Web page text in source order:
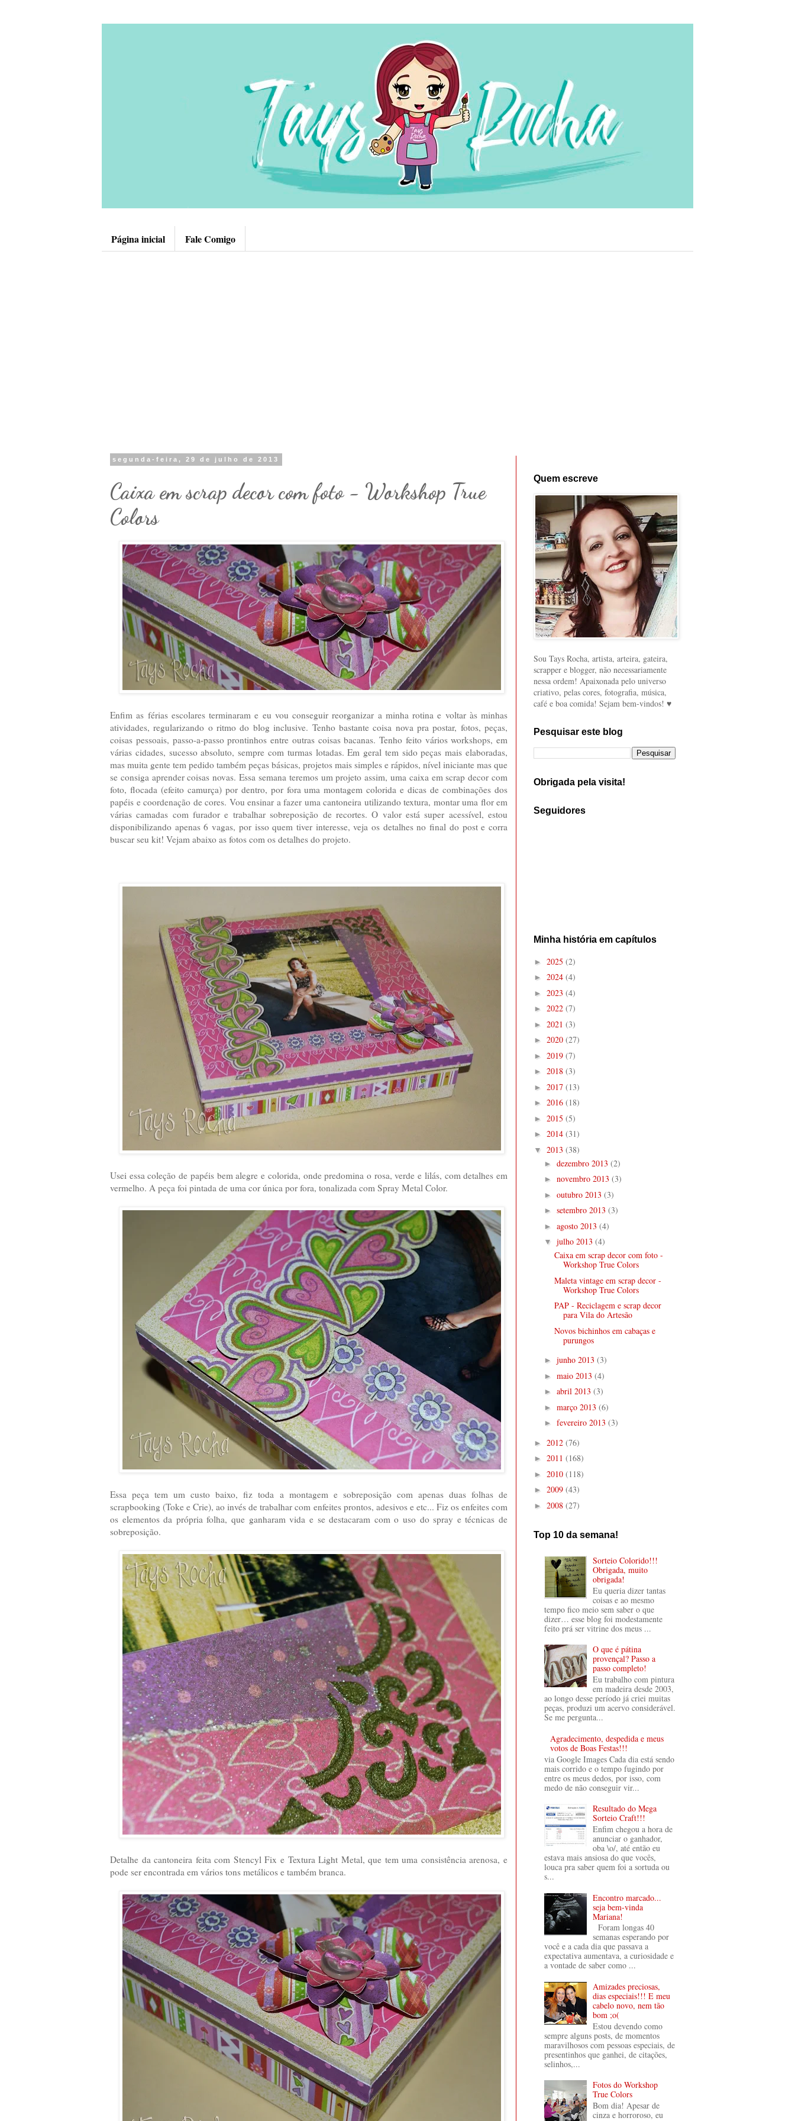
Página inicial Fale Comigo
segunda-feira, 29 de julho de 2013
Caixa em scrap decor com foto - Workshop True
Colors
Enfim as férias escolares terminaram e eu vou conseguir reorganizar a minha rotina e voltar às minhas
atividades, regularizando o ritmo do blog inclusive. Tenho bastante coisa nova pra postar, fotos, peças,
coisas pessoais, passo-a-passo prontinhos entre outras coisas bacanas. Tenho feito vários workshops, em
várias cidades, sucesso absoluto, sempre com turmas lotadas. Em geral tem sido peças mais elaboradas,
mas muita gente tem pedido também peças básicas, projetos mais simples e rápidos, nível iniciante mas que
se consiga aprender coisas novas. Essa semana teremos um projeto assim, uma caixa em scrap decor com
foto, flocada (efeito camurça) por dentro, por fora uma montagem colorida e dicas de combinações dos
papéis e coordenação de cores. Vou ensinar a fazer uma cantoneira utilizando textura, montar uma flor em
várias camadas com furador e trabalhar sobreposição de recortes. O valor está super acessível, estou
disponibilizando apenas 6 vagas, por isso quem tiver interesse, veja os detalhes no final do post e corra
buscar seu kit! Vejam abaixo as fotos com os detalhes do projeto.
Usei essa coleção de papéis bem alegre e colorida, onde predomina o rosa, verde e lilás, com detalhes em
vermelho. A peça foi pintada de uma cor única por fora, tonalizada com Spray Metal Color.
Essa peça tem um custo baixo, fiz toda a montagem e sobreposição com apenas duas folhas de
scrapbooking (Toke e Crie), ao invés de trabalhar com enfeites prontos, adesivos e etc... Fiz os enfeites com
os elementos da própria folha, que ganharam vida e se destacaram com o uso do spray e técnicas de
sobreposição.
Detalhe da cantoneira feita com Stencyl Fix e Textura Light Metal, que tem uma consistência arenosa, e
pode ser encontrada em vários tons metálicos e também branca.
Quem escreve
Sou Tays Rocha, artista, arteira, gateira,
scrapper e blogger, não necessariamente
nessa ordem! Apaixonada pelo universo
criativo, pelas cores, fotografia, música,
café e boa comida! Sejam bem-vindos! ♥
Pesquisar este blog
Obrigada pela visita!
Seguidores
Minha história em capítulos
► 2025 (2)
► 2024 (4)
► 2023 (4)
► 2022 (7)
► 2021 (3)
► 2020 (27)
► 2019 (7)
► 2018 (3)
► 2017 (13)
► 2016 (18)
► 2015 (5)
► 2014 (31)
▼ 2013 (38)
► dezembro 2013 (2)
► novembro 2013 (3)
► outubro 2013 (3)
► setembro 2013 (3)
► agosto 2013 (4)
▼ julho 2013 (4)
Caixa em scrap decor com foto -
Workshop True Colors
Maleta vintage em scrap decor -
Workshop True Colors
PAP - Reciclagem e scrap decor
para Vila do Artesão
Novos bichinhos em cabaças e
purungos
► junho 2013 (3)
► maio 2013 (4)
► abril 2013 (3)
► março 2013 (6)
► fevereiro 2013 (3)
► 2012 (76)
► 2011 (168)
► 2010 (118)
► 2009 (43)
► 2008 (27)
Top 10 da semana!
Sorteio Colorido!!!
Obrigada, muito
obrigada!
Eu queria dizer tantas
coisas e ao mesmo
tempo fico meio sem saber o que
dizer… esse blog foi modestamente
feito prá ser vitrine dos meus ...
O que é pátina
provençal? Passo a
passo completo!
Eu trabalho com pintura
em madeira desde 2003,
ao longo desse período já criei muitas
peças, produzi um acervo considerável.
Se me pergunta...
Agradecimento, despedida e meus
votos de Boas Festas!!!
via Google Images Cada dia está sendo
mais corrido e o tempo fugindo por
entre os meus dedos, por isso, com
medo de não conseguir vir...
Resultado do Mega
Sorteio Craft!!!
Enfim chegou a hora de
anunciar o ganhador,
oba \o/, até então eu
estava mais ansiosa do que vocês,
louca pra saber quem foi a sortuda ou
s...
Encontro marcado...
seja bem-vinda
Mariana!
Foram longas 40
semanas esperando por
você e a cada dia que passava a
expectativa aumentava, a curiosidade e
a vontade de saber como ...
Amizades preciosas,
dias especiais!!! E meu
cabelo novo, nem tão
bom ;o(
Estou devendo como
sempre alguns posts, de momentos
maravilhosos com pessoas especiais, de
presentinhos que ganhei, de citações,
selinhos,...
Fotos do Workshop
True Colors
Bom dia! Apesar de
cinza e horroroso, eu